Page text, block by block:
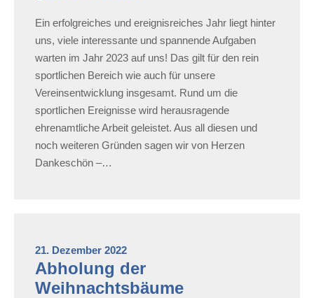
Ein erfolgreiches und ereignisreiches Jahr liegt hinter
uns, viele interessante und spannende Aufgaben
warten im Jahr 2023 auf uns! Das gilt für den rein
sportlichen Bereich wie auch für unsere
Vereinsentwicklung insgesamt. Rund um die
sportlichen Ereignisse wird herausragende
ehrenamtliche Arbeit geleistet. Aus all diesen und
noch weiteren Gründen sagen wir von Herzen
Dankeschön –…
21. Dezember 2022
Abholung der
Weihnachtsbäume